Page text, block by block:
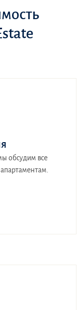
обсудим все